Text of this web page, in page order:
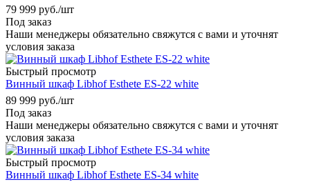
79 999 руб./шт
Под заказ
Наши менеджеры обязательно свяжутся с вами и уточнят
условия заказа
Быстрый просмотр
Винный шкаф Libhof Esthete ES-22 white
89 999 руб./шт
Под заказ
Наши менеджеры обязательно свяжутся с вами и уточнят
условия заказа
Быстрый просмотр
Винный шкаф Libhof Esthete ES-34 white